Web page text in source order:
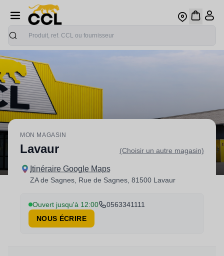
Recherche
MON MAGASIN
Lavaur (Choisir un autre magasin)
Itinéraire Google Maps
ZA de Sagnes, Rue de Sagnes, 81500 Lavaur
Ouvert jusqu'à 12:00
0563341111
NOUS ÉCRIRE